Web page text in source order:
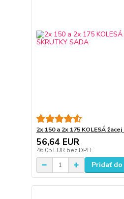
2x 150 a 2x 175 KOLESÁ
56,64 EUR
46,05 EUR bez DPH
Pridať